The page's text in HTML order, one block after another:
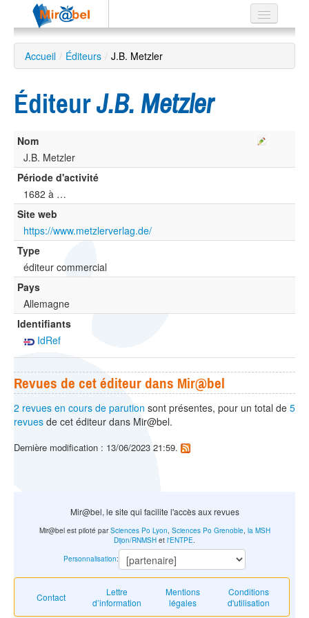
Le réseau
Soutien
Listes
Recherche
avancée
EN
ES
?
Accueil / Éditeurs / J.B. Metzler
ÉditeurJ.B. Metzler
Nom
J.B. Metzler
Période d'activité
1682 à …
Site web
https://www.metzlerverlag.de/
Type
éditeur commercial
Pays
Allemagne
Identifiants
IdRef
Revues de cet éditeur dans Mir@bel
2 revues en cours de parution sont présentes, pour un total de 5
revues de cet éditeur dans Mir@bel.
Dernière modification : 13/06/2023 21:59.
Mir@bel, le site qui facilite l'accès aux revues
Contact
Lettre
d’information
Mentions
légales
Conditions
d'utilisation
Mir@bel est piloté parSciences Po Lyon, Sciences Po Grenoble, la MSH
Dijon/RNMSH et l'ENTPE.
Personnalisation: